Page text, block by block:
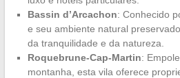
Bassin d’Arcachon: Conhecido
e seu ambiente natural
da tranquilidade e da natureza.
Roquebrune-Cap-Martin:
montanha, esta vila oferece